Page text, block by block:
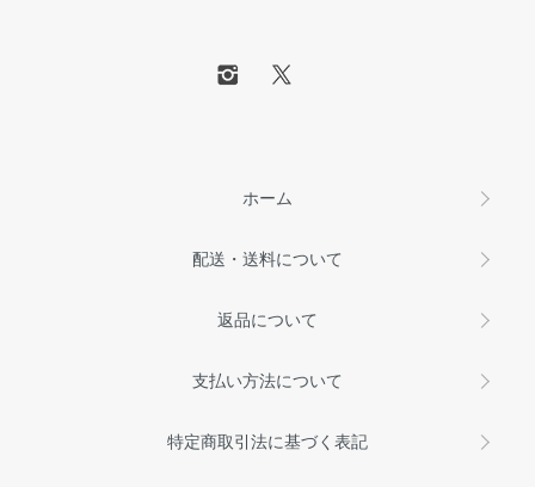
ホーム
配送・送料について
返品について
支払い方法について
特定商取引法に基づく表記